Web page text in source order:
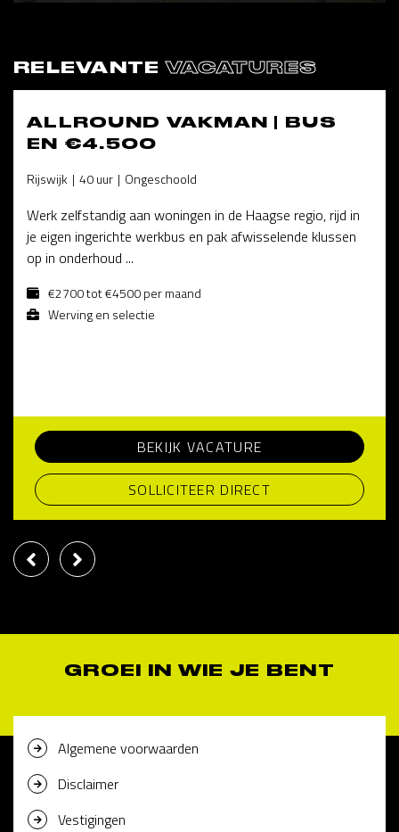
RELEVANTEVACATURES
ALLROUND VAKMAN | BUS
EN €4.500
Rijswijk 40 uur Ongeschoold
Werk zelfstandig aan woningen in de Haagse regio, rijd in
je eigen ingerichte werkbus en pak afwisselende klussen
op in onderhoud ...
€2700 tot €4500 per maand
Werving en selectie
BEKIJK VACATURE
SOLLICITEER DIRECT
GROEI IN WIE JE BENT
Algemene voorwaarden
Disclaimer
Vestigingen